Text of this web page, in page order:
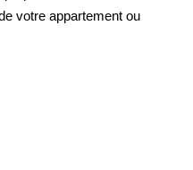
votre appartement ou